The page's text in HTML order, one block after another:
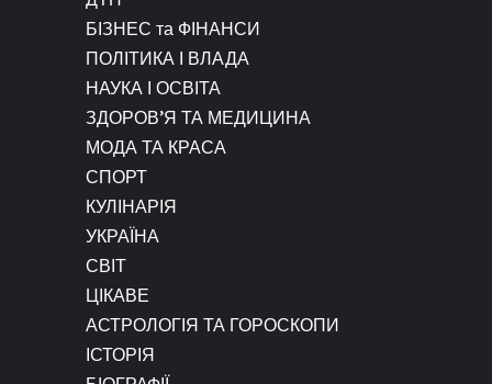
БІЗНЕС та ФІНАНСИ
ПОЛІТИКА І ВЛАДА
НАУКА І ОСВІТА
ЗДОРОВ’Я ТА МЕДИЦИНА
МОДА ТА КРАСА
СПОРТ
КУЛІНАРІЯ
УКРАЇНА
СВІТ
ЦІКАВЕ
АСТРОЛОГІЯ ТА ГОРОСКОПИ
ІСТОРІЯ